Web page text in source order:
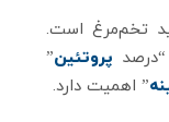
تخم‌مرغ است.
پروتئین”
” اهمیت دارد.